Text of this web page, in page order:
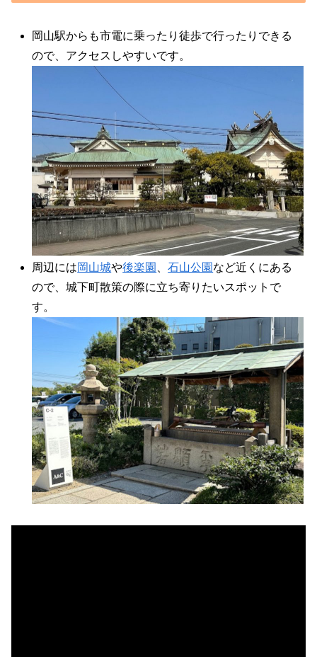
岡山駅からも市電に乗ったり徒歩で行ったりできる
ので、アクセスしやすいです。
周辺には岡山城や後楽園 、石山公園 など近くにある
ので、城下町散策の際に立ち寄りたいスポットで
す。